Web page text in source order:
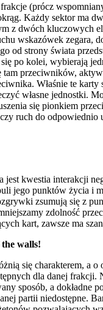
(prócz
Każdy sektor ma
z dwóch kluczowych
wskazówek zegara,
od strony świata
się po kolei, wybierają
przeciwników,
Właśnie te
własne jednostki.
się pionkiem
ruch do odpowiednio
jest kwestia interakcji
jego punktów życia i
zsumują się z
zdolność
kart, zawsze ma
walls!
się charakterem, a
dla danej
sposób, a dokładne
partii niedostępne.